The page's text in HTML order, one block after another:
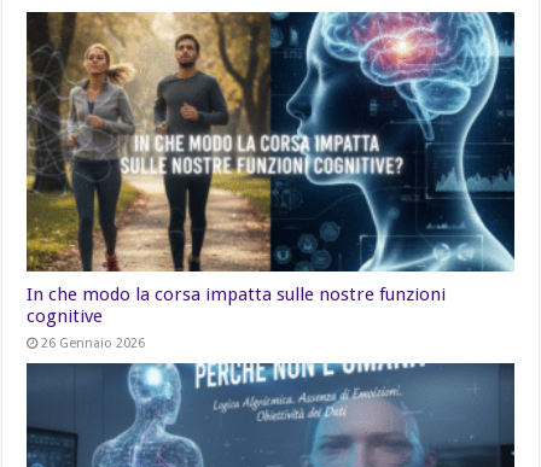
In che modo la corsa impatta sulle nostre funzioni
cognitive
26 Gennaio 2026